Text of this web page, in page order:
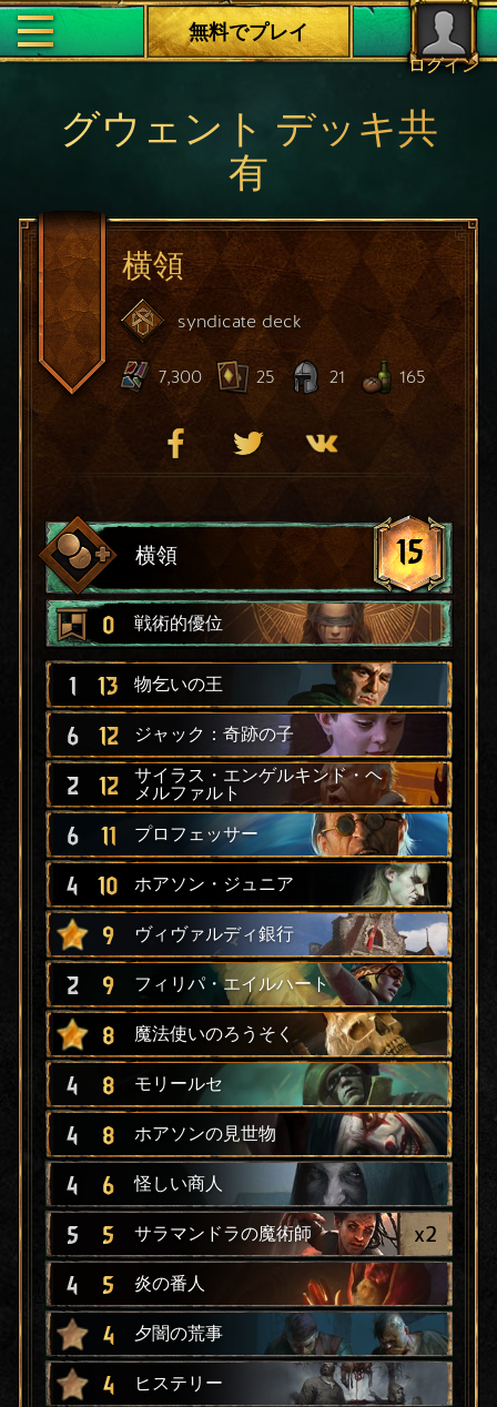
ログイン
無料でプレイ
グウェント デッキ共
有
横領
syndicate deck
7,300 25 21 165
横領 15
0 戦術的優位
1 13 物乞いの王
6 12 ジャック：奇跡の子
2 12
サイラス・エンゲルキンド・ヘ
メルファルト
6 11 プロフェッサー
4 10 ホアソン・ジュニア
9 ヴィヴァルディ銀行
2 9 フィリパ・エイルハート
8 魔法使いのろうそく
4 8 モリールセ
4 8 ホアソンの見世物
4 6 怪しい商人
5 5 サラマンドラの魔術師 x2
4 5 炎の番人
4 夕闇の荒事
4 ヒステリー